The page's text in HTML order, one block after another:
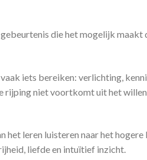
die het mogelijk
iets bereiken: verlichting,
niet voortkomt uit het
het leren luisteren naar het
liefde en intuïtief inzicht.